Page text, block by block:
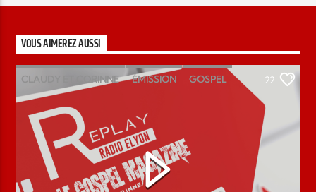
VOUS AIMEREZ AUSSI
CLAUDY ET CORINNE ÉMISSION GOSPEL
MAGAZINE
22